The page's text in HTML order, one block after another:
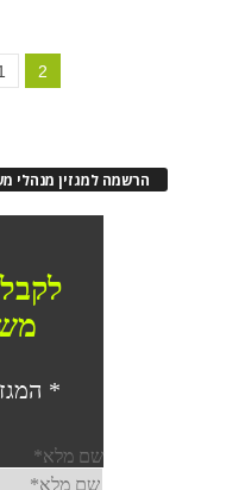
2
הרשמה למגזין מנהלי